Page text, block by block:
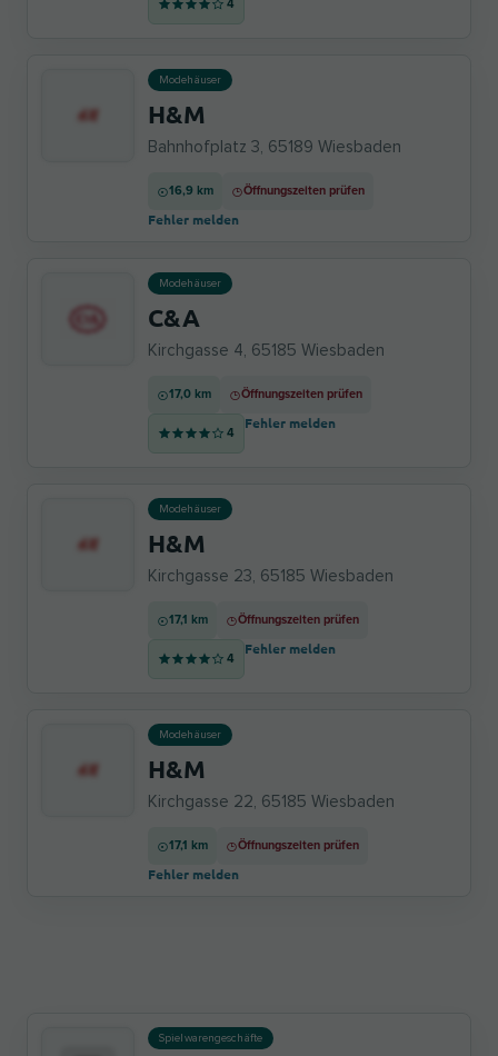
4
Modehäuser
H&M
Bahnhofplatz 3, 65189 Wiesbaden
16,9 km Öffnungszeiten prüfen
Fehler melden
Modehäuser
C&A
Kirchgasse 4, 65185 Wiesbaden
17,0 km Öffnungszeiten prüfen
4
Fehler melden
Modehäuser
H&M
Kirchgasse 23, 65185 Wiesbaden
17,1 km Öffnungszeiten prüfen
4
Fehler melden
Modehäuser
H&M
Kirchgasse 22, 65185 Wiesbaden
17,1 km Öffnungszeiten prüfen
Fehler melden
Spielwarengeschäfte